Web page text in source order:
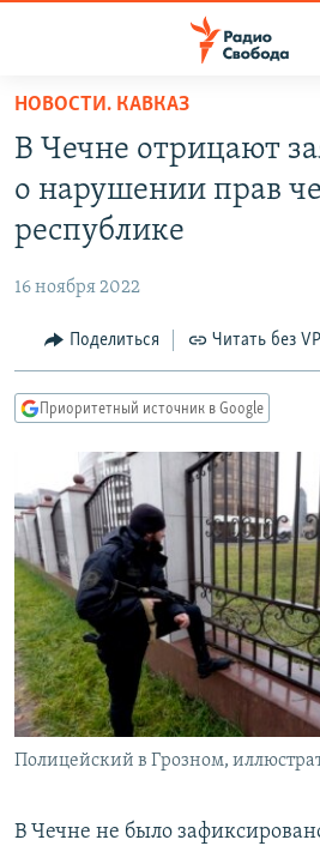
упрощенного
доступа
основному
Вернутся
Вернутся
АВТОРСКИЕ ПРОЕКТЫ
МНЕНИЯ
КУЛЬТУРА
КАВКАЗ.РЕАЛИИ
СЕВЕР.РЕАЛИИ
СИБИРЬ.РЕАЛИИ
РАСПИСАНИЕ ВЕЩАНИЯ
ПОДПИШИТЕСЬ НА РАССЫЛКУ
СОЦИАЛЬНЫЕ СЕТИ
Все сайты РСЕ/РС
НОВОСТИ. КАВКАЗ
В Чечне отрицают
о нарушении прав
республике
16 ноября 2022
Поделиться Читать без
Приоритетный источник в Google
Полицейский в Грозном,
В Чечне не было